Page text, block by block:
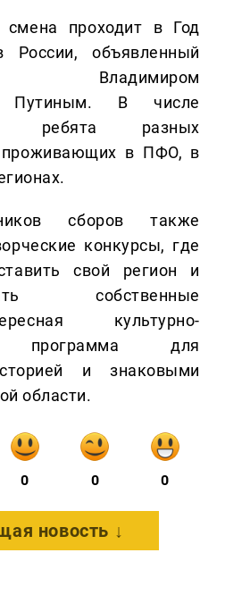
проходит в Год
России, объявленный
Владимиром
Путиным. В числе
ребята разных
проживающих в ПФО, в
сборов также
конкурсы, где
свой регион и
собственные
культурно-
программа для
и знаковыми
области.
0 0 0
новость ↓